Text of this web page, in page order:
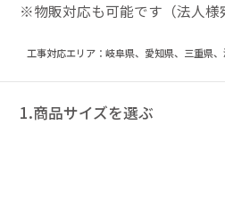
※物販対応も可能です（法人様
工事対応エリア：岐阜県、愛知県、三重県
1.商品サイズを選ぶ